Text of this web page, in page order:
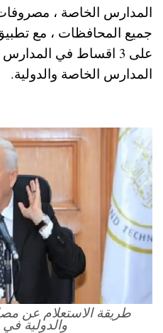
المدارس الخاصة ،
جميع المحافظات ، مع
المدارس الخاصة والدولية.
طريقة الاستعلام عن
والدولية في